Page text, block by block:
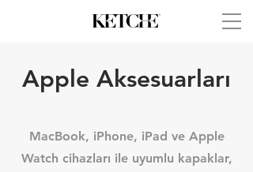
Apple Aksesuarları
MacBook, iPhone, iPad ve Apple
Watch cihazları ile uyumlu kapaklar,